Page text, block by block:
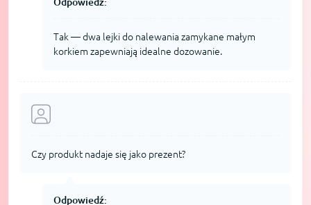
Tak — dwa lejki do nalewania zamykane małym
korkiem zapewniają idealne dozowanie.
Czy produkt nadaje się jako prezent?
Odpowiedź: